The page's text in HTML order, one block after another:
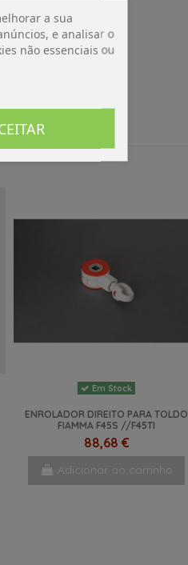
Em Stock
ENROLADOR DIREITO PARA TOLDO
FIAMMA F45S //F45TI
88,68 €
Adicionar ao carrinho
a sua
e analisar o
não essenciais ou